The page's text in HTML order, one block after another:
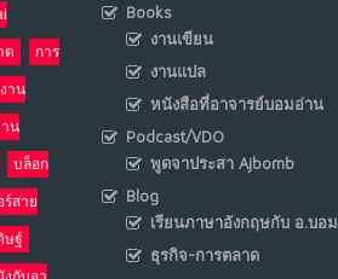
10 อินโดนีเซีย กับเกมอำนาจที่มองไม่เห็น
เม.ย. 19, 2026
ด การ
งาน
าน
บล็อก
ร์สาย
ษฐ์
Books
งานเขียน
งานแปล
หนังสือที่อาจารย์บอมอ่าน
Podcast/VDO
พูดจาประสา Ajbomb
Blog
เรียนภาษาอังกฤษกับ อ.บอม
ธุรกิจ-การตลาด